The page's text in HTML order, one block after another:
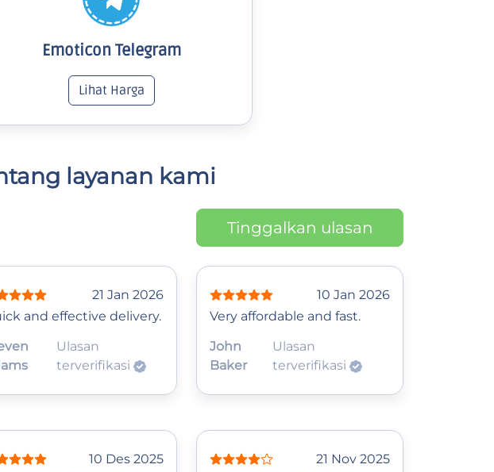
Emoticon Telegram
Lihat Harga
layanan kami
Tinggalkan ulasan
21 Jan 2026
and effective delivery.
Ulasan
terverifikasi
10 Jan 2026
Very affordable and fast.
John
Baker
Ulasan
terverifikasi
10 Des 2025
21 Nov 2025